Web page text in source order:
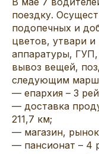
поездку.
подопечных и
цветов, утвари
аппаратуры,
вывоз вещей,
следующим
— епархия – 3
— доставка
211,7 км;
— магазин, рынок
— пансионат – 4